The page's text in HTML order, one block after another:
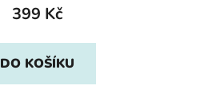
399 Kč
DO KOŠÍKU